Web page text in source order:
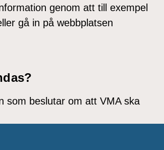
genom att till exempel
gå in på webbplatsen
som beslutar om att VMA ska